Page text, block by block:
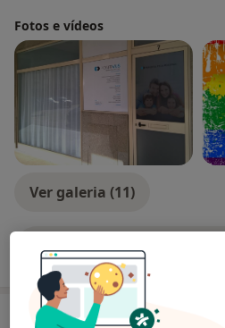
Fotos e vídeos
Ver galeria (11)
Mostrar mais
Novidades